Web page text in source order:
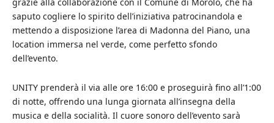
saputo cogliere lo spirito dell’iniziativa patrocinandola e
mettendo a disposizione l’area di Madonna del Piano, una
location immersa nel verde, come perfetto sfondo
dell’evento.
UNITY prenderà il via alle ore 16:00 e proseguirà fino all’1:00
di notte, offrendo una lunga giornata all’insegna della
musica e della socialità. Il cuore sonoro dell’evento sarà